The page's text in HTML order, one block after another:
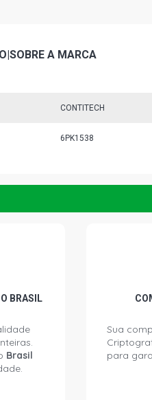
|SOBRE A MARCA
CONTITECH
6PK1538
BRASIL
Brasil
Sua
para